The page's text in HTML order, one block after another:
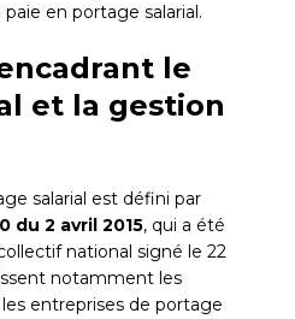
en portage salarial.
le
et la gestion
salarial est défini par
du 2 avril 2015, qui a été
national signé le 22
notamment les
entreprises de portage